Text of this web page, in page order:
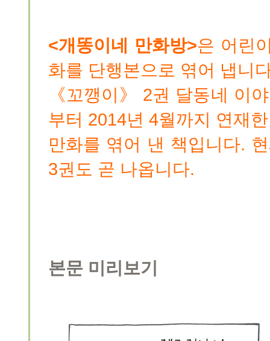
<개똥이네 만화방>은 어린
화를 단행본으로 엮어 냅니
《꼬깽이》 2권 달동네 이
부터 2014년 4월까지 연재
만화를 엮어 낸 책입니다.
3권도 곧 나옵니다.
본문 미리보기